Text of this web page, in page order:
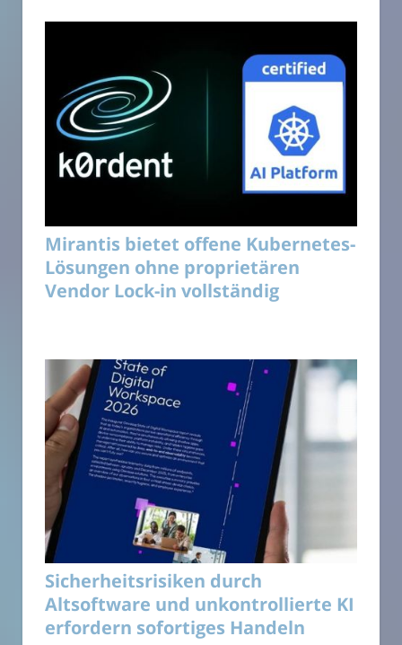
Mirantis bietet offene Kubernetes-
Lösungen ohne proprietären
Vendor Lock-in vollständig
Sicherheitsrisiken durch
Altsoftware und unkontrollierte KI
erfordern sofortiges Handeln